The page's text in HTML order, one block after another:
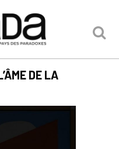
DE LA